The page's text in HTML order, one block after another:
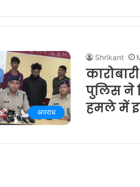
अपराध
Shrikant
पुलिस ने
हमले में